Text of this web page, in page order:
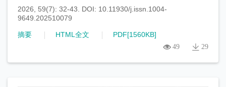
2026, 59(7): 32-43. DOI: 10.11930/j.issn.1004-
9649.202510079
摘要 HTML全文 PDF[1560KB]
49 29